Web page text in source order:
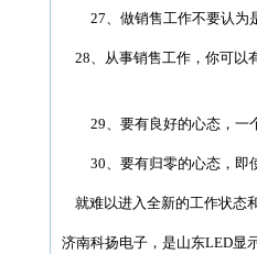
27、做销售工作不要认为
28、从事销售工作，你可以
29、要有良好的心态，一
30、要有归零的心态，即使
就难以进入全新的工作状态
济南科扬电子，是山东LED显